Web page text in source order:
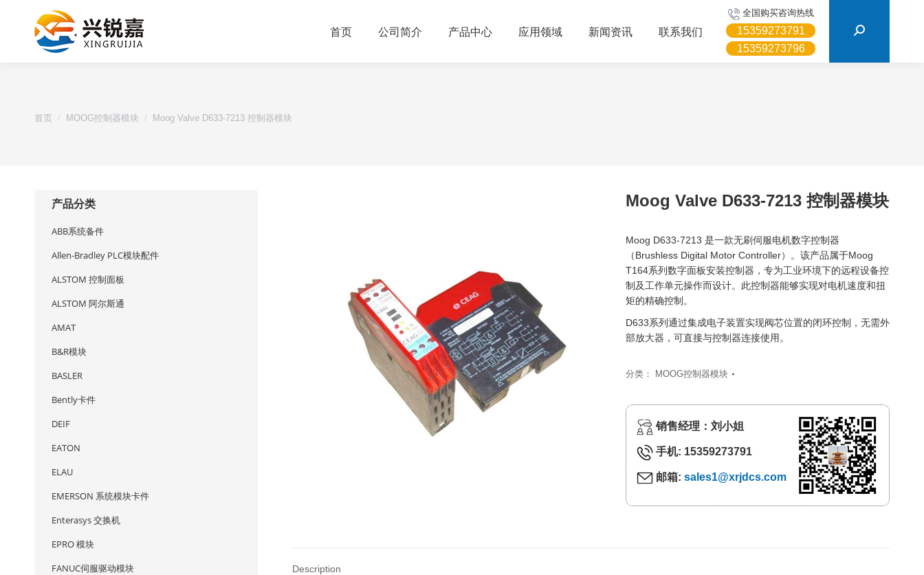
首页 公司简介 产品中心 应用领域 新闻资讯 联系我们
全国购买咨询热线
15359273791
15359273796
首页 MOOG控制器模块 Moog Valve D633-7213 控制器模块
Moog Valve D633-7213 控制器模块
Moog D633-7213 是一款无刷伺服电机数字控制器
（Brushless Digital Motor Controller）。该产品属于Moog
T164系列数字面板安装控制器，专为工业环境下的远程设备控
制及工作单元操作而设计。此控制器能够实现对电机速度和扭
矩的精确控制。
D633系列通过集成电子装置实现阀芯位置的闭环控制，无需外
部放大器，可直接与控制器连接使用。
分类： MOOG控制器模块
销售经理：刘小姐
手机: 15359273791
邮箱: sales1@xrjdcs.com
Description
产品分类
ABB系统备件
Allen-Bradley PLC模块配件
ALSTOM 控制面板
ALSTOM 阿尔斯通
AMAT
B&R模块
BASLER
Bently卡件
DEIF
EATON
ELAU
EMERSON 系统模块卡件
Enterasys 交换机
EPRO 模块
FANUC伺服驱动模块